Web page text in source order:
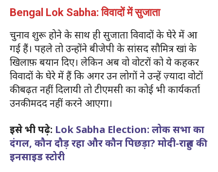
Bengal Lok Sabha: विवादों में सुजाता
चुनाव शुरू होने के साथ ही सुजाता विवादों के घेरे में आ
गई हैं। पहले तो उन्होंने बीजेपी के सांसद सौमित्र खां के
खिलाफ़ बयान दिए। लेकिन अब वो वोटरों को ये कहकर
विवादों के घेरे में हैं कि अगर उन लोगों ने उन्हें ज़्यादा वोटों
की बढ़त नहीं दिलायी तो टीएमसी का कोई भी कार्यकर्ता
उनकी मदद नहीं करने आएगा।
इसे भी पढ़े: Lok Sabha Election: लोक सभा का
दंगल, कौन दौड़ रहा और कौन पिछड़ा? मोदी-राहुल की
इनसाइड स्टोरी